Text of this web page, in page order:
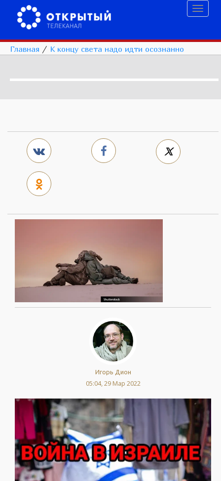
Главная / К концу света надо идти осознанно
Игорь Дион
05:04, 29 Мар 2022